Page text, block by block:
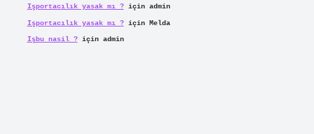
Işportacılık yasak mı ?için admin
Işportacılık yasak mı ?için Melda
Işbu nasil ?için admin